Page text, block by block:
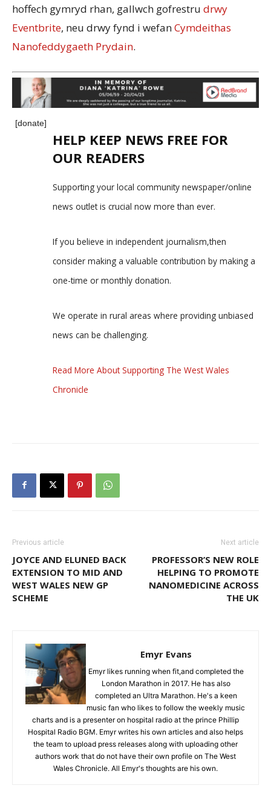
hoffech gymryd rhan, gallwch gofrestru drwy
Eventbrite, neu drwy fynd i wefanCymdeithas
Nanofeddygaeth Prydain.
[donate]
HELP KEEP NEWS FREE FOR
OUR READERS
Supporting your local community newspaper/online
news outlet is crucial now more than ever.
If you believe in independent journalism,then
consider making a valuable contribution by making a
one-time or monthly donation.
We operate in rural areas where providing unbiased
news can be challenging.
Read More About Supporting The West Wales
Chronicle
Previous article
JOYCE AND ELUNED BACK
EXTENSION TO MID AND
WEST WALES NEW GP
SCHEME
Next article
PROFESSOR’S NEW ROLE
HELPING TO PROMOTE
NANOMEDICINE ACROSS
THE UK
Emyr Evans
Emyr likes running when fit,and completed the
London Marathon in 2017. He has also
completed an Ultra Marathon. He's a keen
music fan who likes to follow the weekly music
charts and is a presenter on hospital radio at the prince Phillip
Hospital Radio BGM. Emyr writes his own articles and also helps
the team to upload press releases along with uploading other
authors work that do not have their own profile on The West
Wales Chronicle. All Emyr's thoughts are his own.